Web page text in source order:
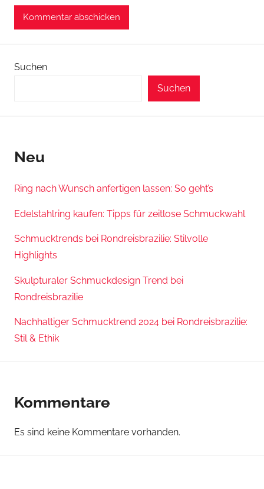
Suchen
Suchen
Neu
Ring nach Wunsch anfertigen lassen: So geht’s
Edelstahlring kaufen: Tipps für zeitlose Schmuckwahl
Schmucktrends bei Rondreisbrazilie: Stilvolle
Highlights
Skulpturaler Schmuckdesign Trend bei
Rondreisbrazilie
Nachhaltiger Schmucktrend 2024 bei Rondreisbrazilie:
Stil & Ethik
Kommentare
Es sind keine Kommentare vorhanden.